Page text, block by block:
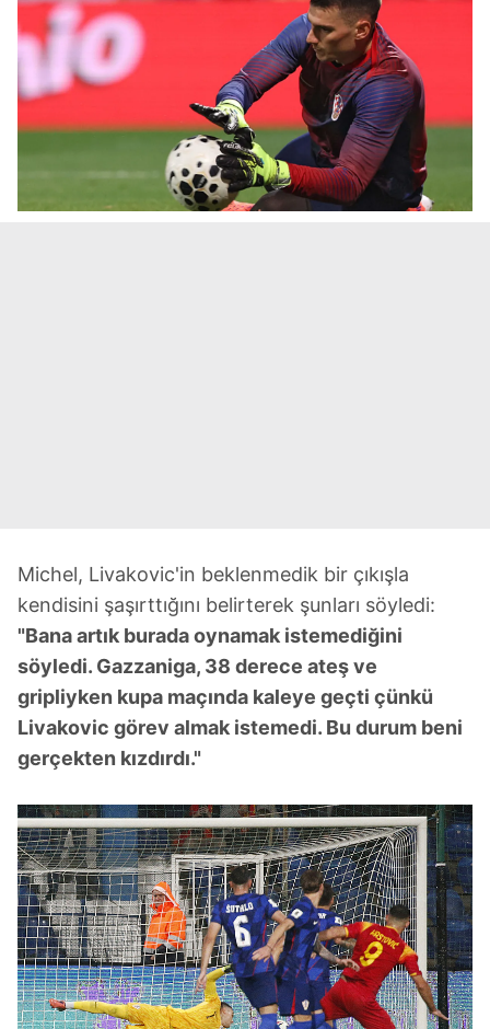
Michel, Livakovic'in beklenmedik bir çıkışla
kendisini şaşırttığını belirterek şunları söyledi:
"Bana artık burada oynamak istemediğini
söyledi. Gazzaniga, 38 derece ateş ve
gripliyken kupa maçında kaleye geçti çünkü
Livakovic görev almak istemedi. Bu durum beni
gerçekten kızdırdı."